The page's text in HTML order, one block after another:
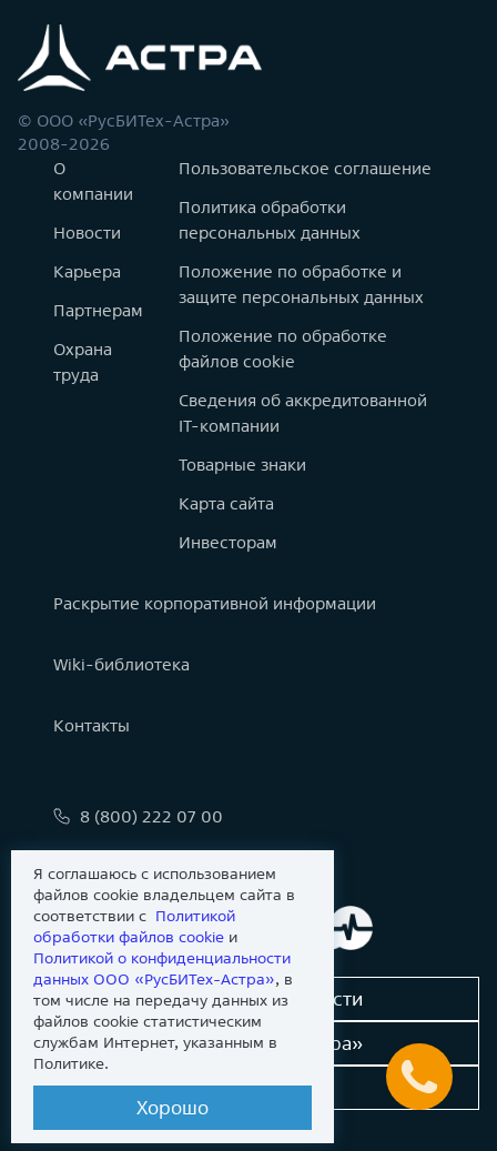
© ООО «РусБИТех-Астра»
2008-2026
О
компании
Новости
Карьера
Партнерам
Охрана
труда
Пользовательское соглашение
Политика обработки
персональных данных
Положение по обработке и
защите персональных данных
Положение по обработке
файлов cookie
Сведения об аккредитованной
IT-компании
Товарные знаки
Карта сайта
Инвесторам
Раскрытие корпоративной информации
Wiki-библиотека
Контакты
8 (800) 222 07 00
Сообщить об уязвимости
Новости «Группы Астра»
Dev-портал
Я соглашаюсь с использованием
файлов cookie владельцем сайта в
соответствии с Политикой
обработки файлов сookie и
Политикой о конфиденциальности
данных ООО «РусБИТех-Астра», в
том числе на передачу данных из
файлов cookie статистическим
службам Интернет, указанным в
Политике.
Хорошо